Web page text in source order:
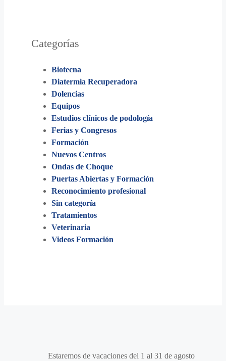
Categorías
Biotecna
Diatermia Recuperadora
Dolencias
Equipos
Estudios clínicos de podología
Ferias y Congresos
Formación
Nuevos Centros
Ondas de Choque
Puertas Abiertas y Formación
Reconocimiento profesional
Sin categoría
Tratamientos
Veterinaria
Videos Formación
Estaremos de vacaciones del 1 al 31 de agosto